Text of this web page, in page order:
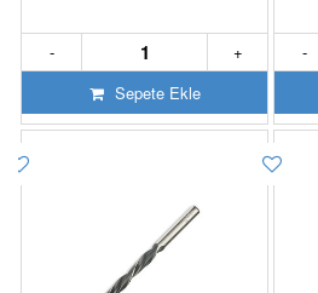
+
-
Sepete Ekle
-